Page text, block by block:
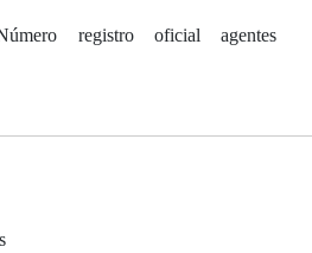
registro oficial agentes